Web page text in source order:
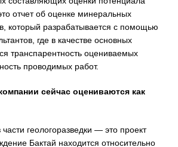
отчет об оценке минеральных
который разрабатывается с помощью
где в качестве основных
транспарентность оцениваемых
проводимых работ.
сейчас оцениваются как
геологоразведки — это проект
Бактай находится относительно